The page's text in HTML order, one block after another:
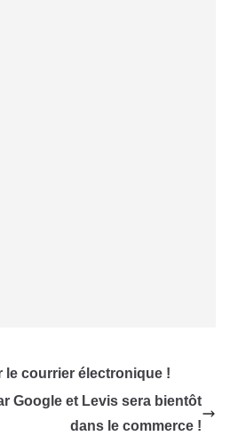
le courrier électronique !
Google et Levis sera bientôt
dans le commerce !